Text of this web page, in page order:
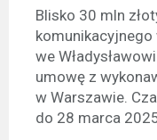
Blisko 30 mln
komunikacyjnego
we
umowę z
w Warszawie.
do 28 marca